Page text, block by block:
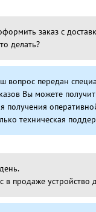
заказ с
делать?
вопрос передан
Вы можете
получения
техническая
в продаже